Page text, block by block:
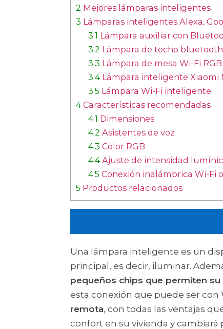
2 Mejores lámparas inteligentes
3 Lámparas inteligentes Alexa,
3.1 Lámpara auxiliar con
3.2 Lámpara de techo bluetooth
3.3 Lámpara de mesa Wi-Fi
3.4Lámpara inteligente Xiaomi
3.5 Lámpara Wi-Fi inteligente
4Características recomendadas
4.1 Dimensiones
4.2 Asistentes de voz
4.3 Color RGB
4.4Ajuste de intensidad
4.5 Conexión inalámbrica Wi-Fi
5 Productos relacionados
Una lámpara inteligente es un
principal, es decir, iluminar.
pequeños chips que permiten
esta conexión que puede ser
remota, con todas las ventajas
confort en su vivienda y cambiará